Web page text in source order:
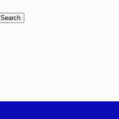
Search